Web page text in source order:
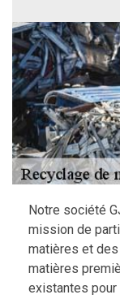
Notre société
mission de
matières et des
matières
existantes